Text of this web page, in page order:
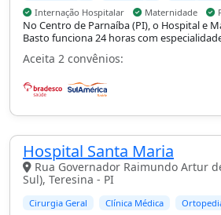
Internação Hospitalar
Maternidade
No Centro de Parnaíba (PI), o Hospital e
Basto funciona 24 horas com
cirurgia geral, ginecologia e obstetrícia e
traumatologia, com suporte de UTI adulto
Aceita 2 convênios:
Hospital Santa Maria
Rua Governador Raimundo Artur
Sul), Teresina - PI
Cirurgia Geral Clínica Médica